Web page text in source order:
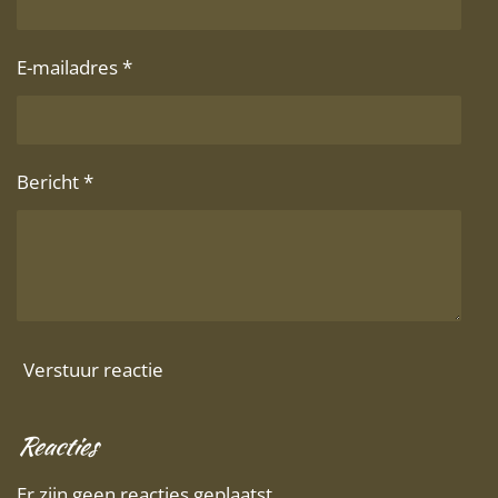
E-mailadres *
Bericht *
Verstuur reactie
Reacties